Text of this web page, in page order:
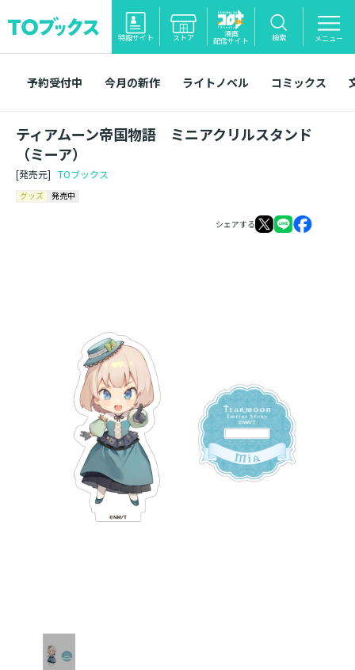
特設サイト ストア 漫画
配信サイト 検索 メニュー
予約受付中 今月の新作 ライトノベル コミックス
ティアムーン帝国物語 ミニアクリルスタンド
（ミーア）
[発売元] TOブックス
グッズ 発売中
シェアする